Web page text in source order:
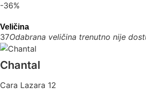
-36%
Veličina
37Odabrana veličina trenutno nije
Chantal
Cara Lazara 12